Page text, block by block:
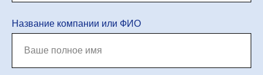
Название компании или ФИО